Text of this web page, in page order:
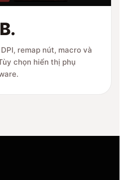
remap nút, macro và
chọn hiển thị phụ